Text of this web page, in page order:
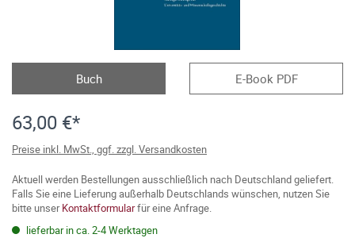
Buch E-Book PDF
63,00 €*
Preise inkl. MwSt., ggf. zzgl. Versandkosten
Aktuell werden Bestellungen ausschließlich nach Deutschland geliefert.
Falls Sie eine Lieferung außerhalb Deutschlands wünschen, nutzen Sie
bitte unserKontaktformularfür eine Anfrage.
lieferbar in ca. 2-4 Werktagen